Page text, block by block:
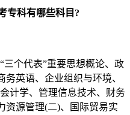
科有哪些科目?
个代表”重要思想概论、政
英语、企业组织与环境、
计学、管理信息技术、财务
资源管理(二)、国际贸易实